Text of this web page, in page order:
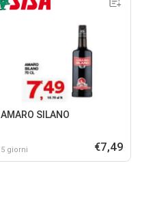
AMARO SILANO
5 giorni €7,49